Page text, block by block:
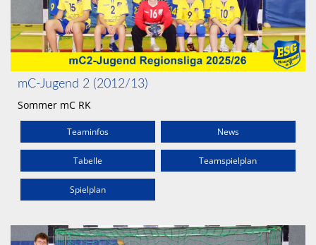
mC-Jugend 2 (2012/13)
Sommer mC RK
Teaminfos News
Tabelle Teamspielplan
Spielplan